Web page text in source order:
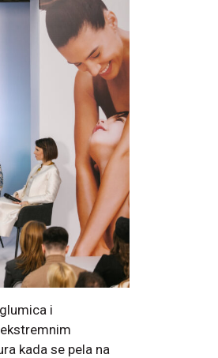
i
kada se pela na